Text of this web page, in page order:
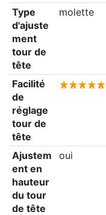
Type
d'ajuste
ment
tour de
tête
molette
Facilité
de
réglage
tour de
tête
Ajustem
ent en
hauteur
du tour
de tête
oui